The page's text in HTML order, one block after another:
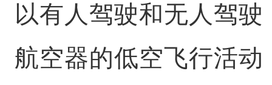
以有人驾驶和无人驾驶
航空器的低空飞行活动